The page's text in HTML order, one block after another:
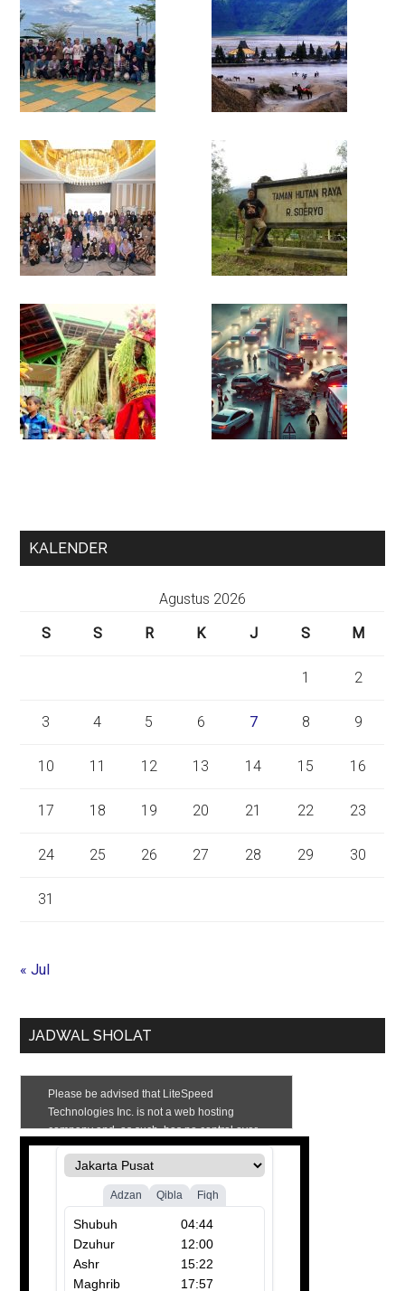
KALENDER
Agustus 2026
S
S R K J S M
1 2
3 4 5 6 7 8 9
10 11 12 13 14 15 16
17 18 19 20 21 22 23
24 25 26 27 28 29 30
31
« Jul
JADWAL SHOLAT